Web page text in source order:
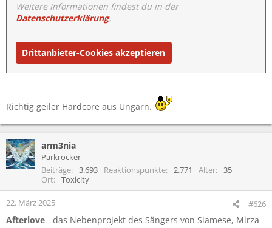
Weitere Informationen findest du in der
Datenschutzerklärung.
Drittanbieter-Cookies akzeptieren
Richtig geiler Hardcore aus Ungarn.
arm3nia
Parkrocker
Beiträge
3.693 Reaktionspunkte 2.771 Alter
35
Ort
Toxicity
22. März 2025 #626
Afterlove - das Nebenprojekt des Sängers von Siamese, Mirza